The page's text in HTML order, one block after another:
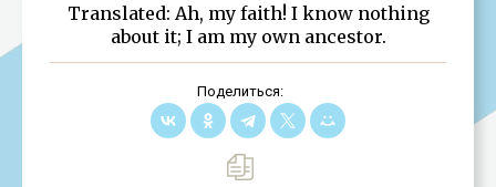
Translated: Ah, my faith! I know nothing
about it; I am my own ancestor.
Поделиться: